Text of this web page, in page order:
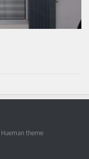
Hueman theme